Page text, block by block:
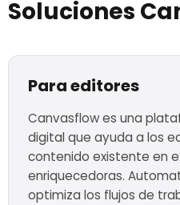
Soluciones
Para editores
Canvasflow es una
digital que ayuda a los
contenido existente en
enriquecedoras.
optimiza los flujos de